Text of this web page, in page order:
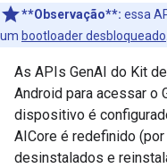
**Observação**: essa
um bootloader desbloqueado
As APIs GenAI do Kit
Android para acessar o
dispositivo é
AICore é redefinido
desinstalados e